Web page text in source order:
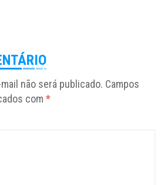
não será publicado. Campos
com *